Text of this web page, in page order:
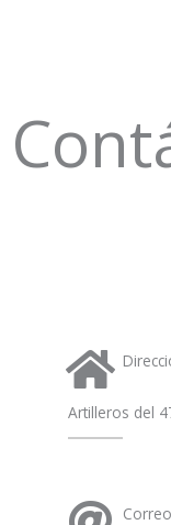
Artilleros del
Correo